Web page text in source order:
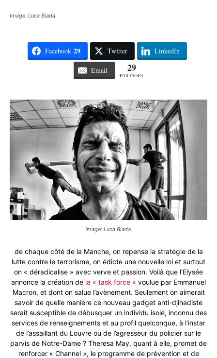
Image: Luca Biada.
Facebook 29 Twitter LinkedIn
Email 29
PARTAGES
Image: Luca Biada.
de chaque côté de la Manche, on repense la stratégie de la
lutte contre le terrorisme, on édicte une nouvelle loi et surtout
on « déradicalise » avec verve et passion. Voilà que l’Elysée
annonce la création de la « task force » voulue par Emmanuel
Macron, et dont on salue l’avènement. Seulement on aimerait
savoir de quelle manière ce nouveau gadget anti-djihadiste
serait susceptible de débusquer un individu isolé, inconnu des
services de renseignements et au profil quelconque, à l’instar
de l’assaillant du Louvre ou de l’agresseur du policier sur le
parvis de Notre-Dame ? Theresa May, quant à elle, promet de
renforcer « Channel », le programme de prévention et de